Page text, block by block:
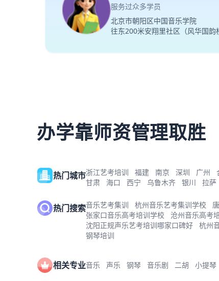
服务过众多学员
北京市朝阳区中国音乐学院
往东200米安翔里社区（风华国韵
办学靠师资管理取胜
热门城市浙江艺考培训 福建 南京 深圳 广州
甘肃
海口 西宁 乌鲁木齐 银川 拉萨
热门搜索音乐艺考集训 杭州音乐艺考集训学校
张家口音乐高考培训学校
沧州音乐高考
沈阳正规声乐艺考培训哪家口碑好
杭州
钢琴培训
相关专业音乐 声乐 钢琴 音乐剧 二胡 小提琴